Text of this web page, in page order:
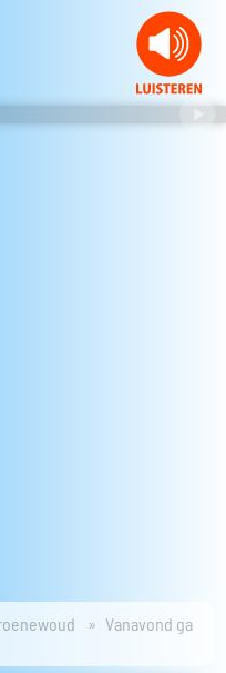
Vanavond ga